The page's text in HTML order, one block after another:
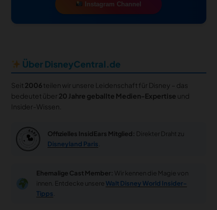
Instagram Channel
Über DisneyCentral.de
Seit 2006teilen wir unsere Leidenschaft für Disney – das
bedeutet über 20 Jahre geballte Medien-Expertise und
Insider-Wissen.
Offizielles InsidEars Mitglied: Direkter Draht zu
Disneyland Paris
Ehemalige Cast Member: Wir kennen die Magie von
innen. Entdecke unsere Walt Disney World Insider-
Tipps